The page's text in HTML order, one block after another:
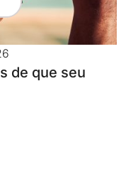
de que seu